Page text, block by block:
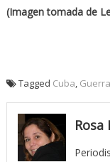
(Imagen tomada de
Tagged Cuba Guerra